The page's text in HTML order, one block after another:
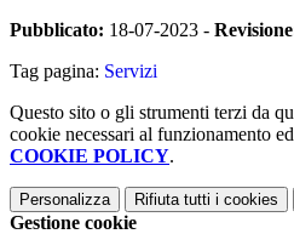
Pubblicato: 18-07-2023 -
Tag pagina: Servizi
Questo sito o gli strumenti terzi da
cookie necessari al funzionamento
COOKIE POLICY.
Personalizza Rifiuta tutti i cookies
Gestione cookie